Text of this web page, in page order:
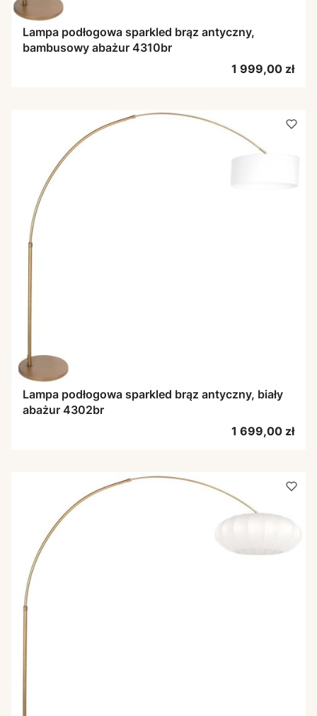
Lampa podłogowa sparkled brąz antyczny,
bambusowy abażur 4310br
Cena
1 999,00 zł
Lampa podłogowa sparkled brąz antyczny, biały
abażur 4302br
Cena
1 699,00 zł